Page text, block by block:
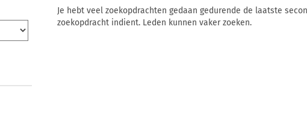
Je hebt veel zoekopdrachten gedaan gedurende de laatste
zoekopdracht indient. Leden kunnen vaker zoeken.